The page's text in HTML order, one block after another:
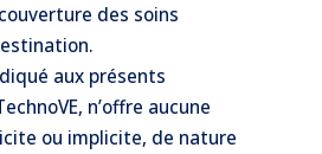
des soins
aux présents
n’offre aucune
ou implicite, de nature